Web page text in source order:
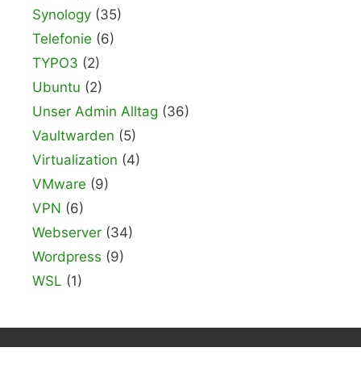
Synology (35)
Telefonie (6)
TYPO3 (2)
Ubuntu (2)
Unser Admin Alltag (36)
Vaultwarden (5)
Virtualization (4)
VMware (9)
VPN (6)
Webserver (34)
Wordpress (9)
WSL (1)